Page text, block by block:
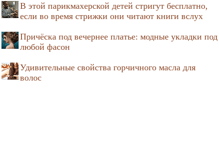
В этой парикмахерской детей стригут бесплатно,
если во время стрижки они читают книги вслух
Причёска под вечернее платье: модные укладки под
любой фасон
Удивительные свойства горчичного масла для
волос